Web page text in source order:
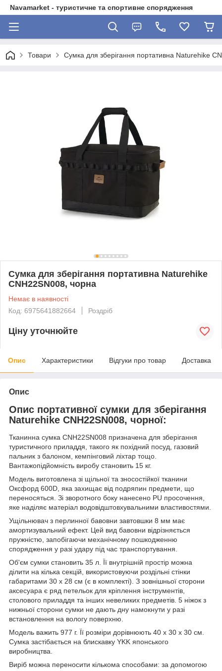
Navamarket - туристичне та спортивне спорядження
Товари Сумка для зберігання портативна Naturehike
Сумка для зберігання портативна Naturehike
CNH22SN008, чорна
Немає в наявності
Код: 6975641882664
Роздріб
Ціну уточнюйте
Опис Характеристики Відгуки про товар Доставка
Опис
Опис портативної сумки для зберігання
Naturehike CNH22SN008, чорної:
Тканинна сумка CNH22SN008 призначена для зберігання
туристичного приладдя, такого як похідний посуд, газовий
пальник з балоном, кемпінговий ліхтар тощо.
Вантажопідйомність виробу становить 15 кг.
Модель виготовлена зі щільної та зносостійкої тканини
Оксфорд 600D, яка захищає від подряпин предмети, що
переносяться. Зі зворотного боку нанесено PU просочення,
яке наділяє матеріал водовідштовхувальними властивостями.
Ущільнювач з перлинної бавовни завтовшки 8 мм має
амортизувальний ефект. Цей вид бавовни відрізняється
пружністю, запобігаючи механічному пошкодженню
спорядження у разі удару під час транспортування.
Об'єм сумки становить 35 л. Її внутрішній простір можна
ділити на кілька секцій, використовуючи роздільні стінки
габаритами 30 х 28 см (є в комплекті). З зовнішньої сторони
аксесуара є ряд петельок для кріплення інструментів,
столового приладдя та інших невеликих предметів. 5 ніжок з
нижньої сторони сумки не дають дну намокнути у разі
встановлення на вологу поверхню.
Модель важить 977 г. Її розміри дорівнюють 40 х 30 х 30 см.
Сумка застібається на блискавку YKK японського
виробництва.
Виріб можна переносити кількома способами: за допомогою